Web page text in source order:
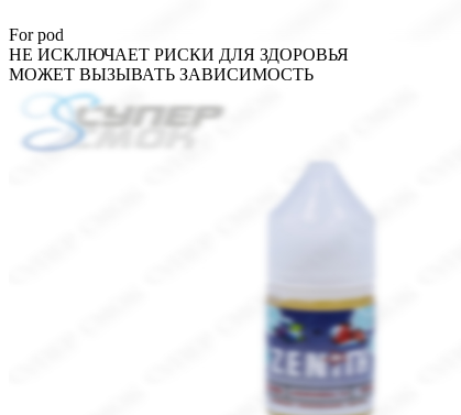
For pod
НЕ ИСКЛЮЧАЕТ РИСКИ ДЛЯ ЗДОРОВЬЯ
МОЖЕТ ВЫЗЫВАТЬ ЗАВИСИМОСТЬ